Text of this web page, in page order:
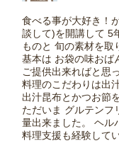
食べる事が大好き！
談して)を開講して 5
ものと 旬の素材を取
基本は お袋の味おば
ご提供出来ればと思
料理のこだわりは出
出汁昆布とかつお節
ただいま グルテンフ
量出来ました。 ヘルパー2級とガイドヘルパーの資格を持ち
料理支援も経験して